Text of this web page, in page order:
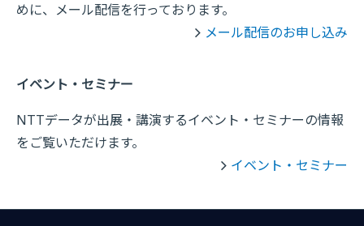
めに、メール配信を行っております。
メール配信のお申し込み
イベント・セミナー
NTTデータが出展・講演するイベント・セミナーの情報
をご覧いただけます。
イベント・セミナー